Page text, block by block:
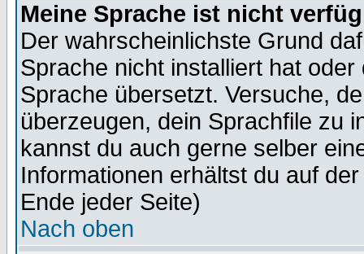
Meine Sprache ist nicht
Der wahrscheinlichste Grund
Sprache nicht installiert hat
Sprache übersetzt. Versuche,
überzeugen, dein Sprachfile zu
kannst du auch gerne selber
Informationen erhältst du auf
Ende jeder Seite)
Nach oben